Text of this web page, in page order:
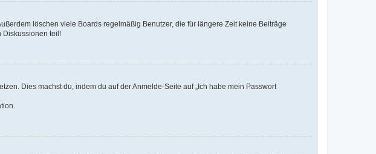
löschen viele Boards regelmäßig Benutzer, die für längere Zeit keine Beiträge
Diskussionen teil!
Dies machst du, indem du auf der Anmelde-Seite auf „Ich habe mein Passwort